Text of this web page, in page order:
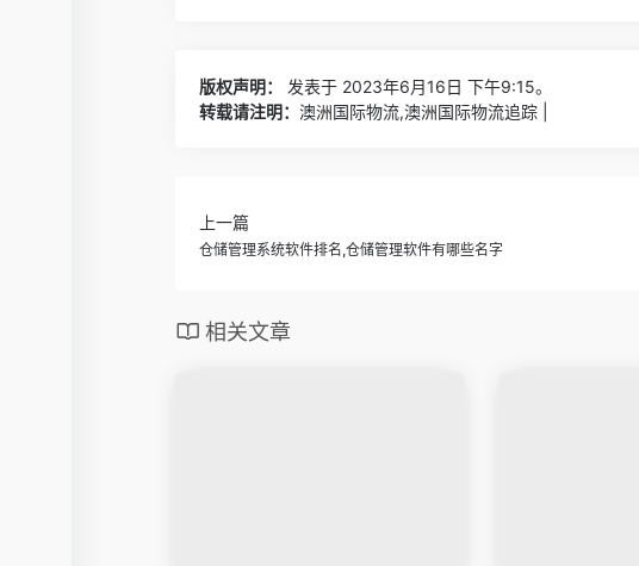
版权声明：
发表于 2023年6月16日 下午9:15。
转载请注明： 澳洲国际物流,澳洲国际物流追踪 |
上一篇
仓储管理系统软件排名,仓储管理软件有哪些名字
相关文章